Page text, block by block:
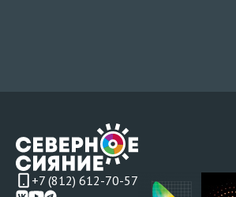
+7 (812) 612-70-57